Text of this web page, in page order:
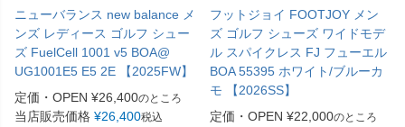
ニューバランス new balance メ
ンズ レディース ゴルフ シュー
ズ FuelCell 1001 v5 BOA@
UG1001E5 E5 2E 【2025FW】
定価・OPEN ¥26,400のところ
当店販売価格 ¥26,400税込
フットジョイ FOOTJOY メン
ズ ゴルフ シューズ ワイドモデ
ル スパイクレス FJ フューエル
BOA 55395 ホワイト/ブルーカ
モ 【2026SS】
定価・OPEN ¥22,000のところ